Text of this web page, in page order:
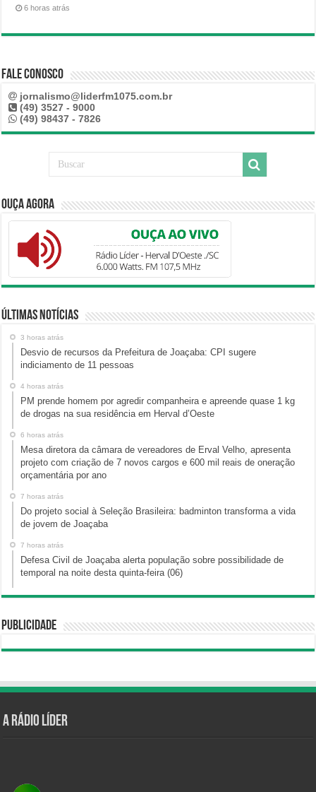
6 horas atrás
Fale Conosco
jornalismo@liderfm1075.com.br
(49) 3527 - 9000
(49) 98437 - 7826
Ouça Agora
Últimas Notícias
3 horas atrás
Desvio de recursos da Prefeitura de Joaçaba: CPI sugere
indiciamento de 11 pessoas
4 horas atrás
PM prende homem por agredir companheira e apreende quase 1 kg
de drogas na sua residência em Herval d’Oeste
6 horas atrás
Mesa diretora da câmara de vereadores de Erval Velho, apresenta
projeto com criação de 7 novos cargos e 600 mil reais de oneração
orçamentária por ano
7 horas atrás
Do projeto social à Seleção Brasileira: badminton transforma a vida
de jovem de Joaçaba
7 horas atrás
Defesa Civil de Joaçaba alerta população sobre possibilidade de
temporal na noite desta quinta-feira (06)
Publicidade
A Rádio Líder